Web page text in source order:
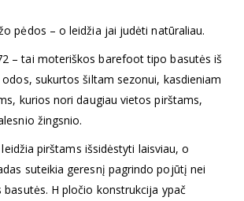
pėdos – o leidžia jai judėti natūraliau.
– tai moteriškos barefoot tipo basutės iš
sukurtos šiltam sezonui, kasdieniam
kurios nori daugiau vietos pirštams,
žingsnio.
pirštams išsidėstyti laisviau, o
suteikia geresnį pagrindo pojūtį nei
H pločio konstrukcija ypač